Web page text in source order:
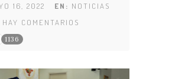
16, 2022 EN: NOTICIAS
HAY COMENTARIOS
1136